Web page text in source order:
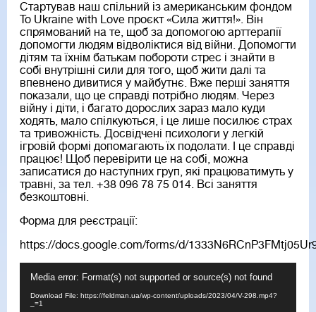
Стартував наш спільний із американським фондом
To Ukraine with Love проєкт «Сила життя!». Він
спрямований на те, щоб за допомогою арттерапії
допомогти людям відволіктися від війни. Допомогти
дітям та їхнім батькам побороти стрес і знайти в
собі внутрішні сили для того, щоб жити далі та
впевнено дивитися у майбутнє. Вже перші заняття
показали, що це справді потрібно людям. Через
війну і діти, і багато дорослих зараз мало куди
ходять, мало спілкуються, і це лише посилює страх
та тривожність. Досвідчені психологи у легкій
ігровій формі допомагають їх подолати. І це справді
працює! Щоб перевірити це на собі, можна
записатися до наступних груп, які працюватимуть у
травні, за тел. +38 096 78 75 014. Всі заняття
безкоштовні.
Форма для реєстрації:
https://docs.google.com/forms/d/
Player
Media error: Format(s) not supported or source(s) not found
Download File: https://feldman.ua/wp-content/uploads/2023/04/V-298.mp4?
_=1